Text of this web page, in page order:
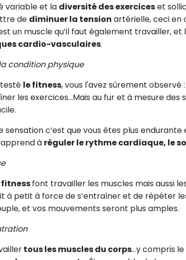
variable et la diversité des exerciceset
de diminuer la tension artérielle, ceci en
un muscle qu’il faut également travailler,
cardio-vasculaires.
condition physique
testé le fitness, vous l'avez sûrement observé :
les exercices…Mais au fur et à mesure
sensation c’est que vous êtes plus
à réguler le rythme cardiaque, le
fitnessfont travailler les muscles mais aussi
à petit à force de s’entraîner et de répéter
et vos mouvements seront plus amples.
tous les muscles du corps…y compris le